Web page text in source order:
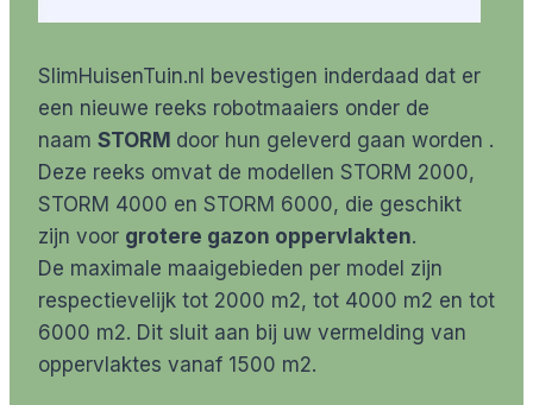
SlimHuisenTuin.nl bevestigen inderdaad dat er
een nieuwe reeks robotmaaiers onder de
naam STORM door hun geleverd gaan worden .
Deze reeks omvat de modellen STORM 2000,
STORM 4000 en STORM 6000, die geschikt
zijn voor grotere gazon oppervlakten.
De maximale maaigebieden per model zijn
respectievelijk tot 2000 m2, tot 4000 m2 en tot
6000 m2. Dit sluit aan bij uw vermelding van
oppervlaktes vanaf 1500 m2.